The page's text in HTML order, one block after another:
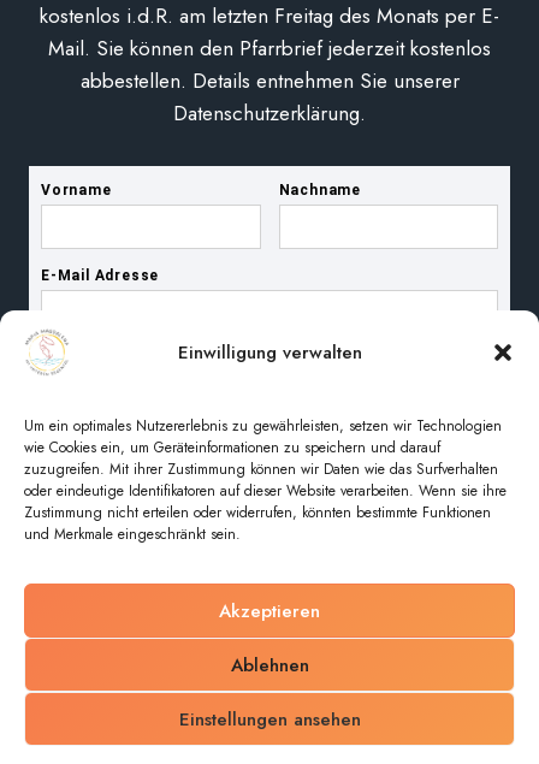
Einwilligung verwalten
Um ein optimales Nutzererlebnis zu gewährleisten, setzen wir Technologien
wie Cookies ein, um Geräteinformationen zu speichern und darauf
zuzugreifen. Mit ihrer Zustimmung können wir Daten wie das Surfverhalten
oder eindeutige Identifikatoren auf dieser Website verarbeiten. Wenn sie ihre
Zustimmung nicht erteilen oder widerrufen, könnten bestimmte Funktionen
und Merkmale eingeschränkt sein.
Akzeptieren
Ablehnen
Einstellungen ansehen
kostenlos i.d.R. am letzten Freitag des Monats per E-
Mail. Sie können den Pfarrbrief jederzeit kostenlos
abbestellen. Details entnehmen Sie unserer
Datenschutzerklärung.
© 2026 Pfarreiengemeinschaft Maria Magdalena im
unteren Regental
Impressum Datenschutz Cookie-Richtlinie